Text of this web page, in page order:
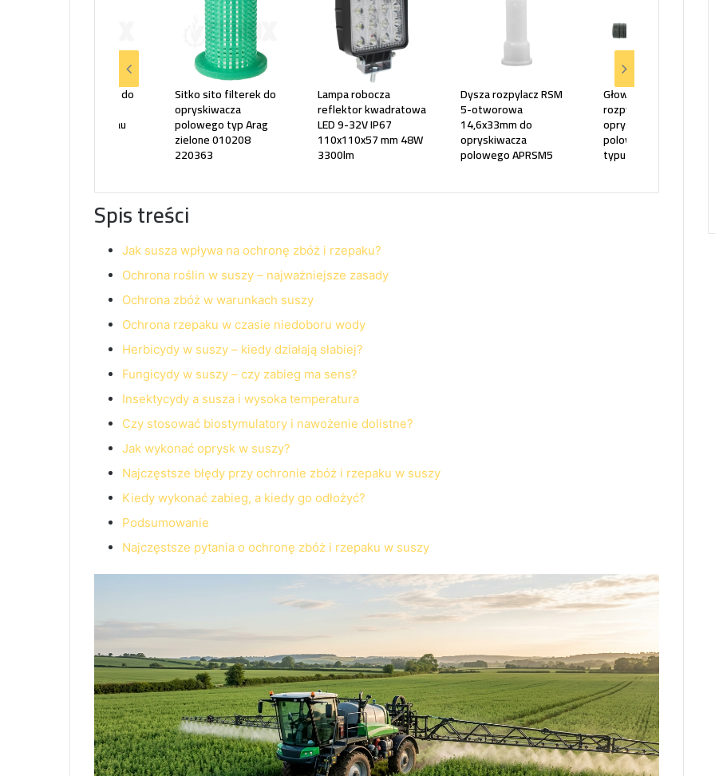
Sitko sito głowicy do
polowego typu Rau
Sitko sito filterek do
opryskiwacza
polowego typ Arag
zielone 010208
220363
Lampa robocza
reflektor kwadratowa
LED 9-32V IP67
110x110x57 mm 48W
3300lm
Dysza rozpylacz RSM
5-otworowa
14,6x33mm do
opryskiwacza
polowego APRSM5
Głowica korpus
rozpylacza
opryskiwacza
polowego przelotowy
typu Rau 010007P
Spis treści
Jak susza wpływa na ochronę zbóż i rzepaku?
Ochrona roślin w suszy – najważniejsze zasady
Ochrona zbóż w warunkach suszy
Ochrona rzepaku w czasie niedoboru wody
Herbicydy w suszy – kiedy działają słabiej?
Fungicydy w suszy – czy zabieg ma sens?
Insektycydy a susza i wysoka temperatura
Czy stosować biostymulatory i nawożenie dolistne?
Jak wykonać oprysk w suszy?
Najczęstsze błędy przy ochronie zbóż i rzepaku w suszy
Kiedy wykonać zabieg, a kiedy go odłożyć?
Podsumowanie
Najczęstsze pytania o ochronę zbóż i rzepaku w suszy